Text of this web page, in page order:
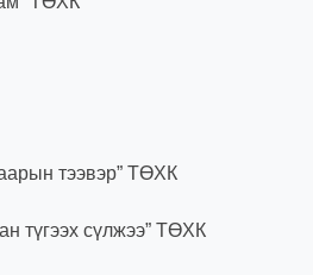
тээвэр” ТӨХК
түгээх сүлжээ” ТӨХК